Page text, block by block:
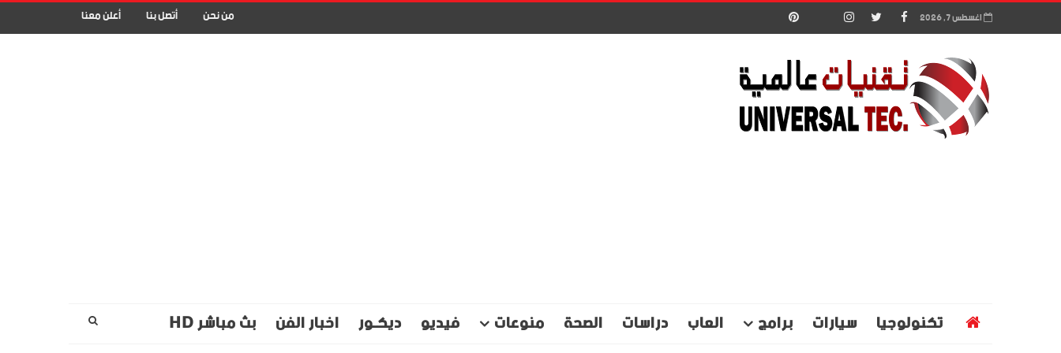
اغسطس 7, 2026 من نحن أتصل بنا أعلن معنا
تكنولوجيا سيارات برامج العاب دراسات الصحة منوعات فيديو ديكـور اخبار الفن بث مباشر HD